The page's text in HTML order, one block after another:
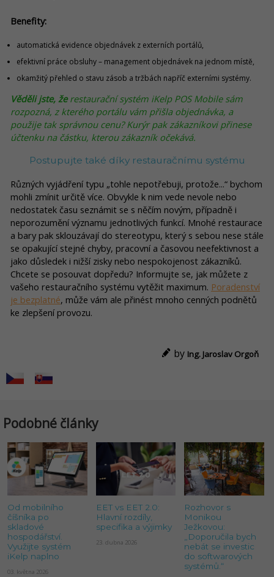
Benefity:
automatická evidence objednávek z externích portálů,
efektivní práce obsluhy – management objednávek na jednom místě,
okamžitý přehled o stavu zásob a tržbách napříč externími systémy.
Věděli jste, žerestaurační systém iKelp POS Mobile sám
rozpozná, z kterého portálu vám přišla objednávka, a
použije tak správnou cenu? Kurýr pak zákazníkovi přinese
účtenku na částku, kterou zákazník očekává.
Postupujte také díky restauračnímu systému
Různých vyjádření typu „tohle nepotřebuji, protože...“ bychom
mohli zmínit určitě více. Obvykle k nim vede nevole nebo
nedostatek času seznámit se s něčím novým, případně i
neporozumění významu jednotlivých funkcí. Mnohé restaurace
a bary pak sklouzávají do stereotypu, který s sebou nese stále
se opakující stejné chyby, pracovní a časovou neefektivnost a
jako důsledek i nižší zisky nebo nespokojenost zákazníků.
Chcete se posouvat dopředu? Informujte se, jak můžete z
vašeho restauračního systému vytěžit maximum. Poradenství
je bezplatné, může vám ale přinést mnoho cenných podnětů
ke zlepšení provozu.
by Ing. Jaroslav Orgoň
Podobné články
Od mobilního
číšníka po
skladové
hospodářství.
Využijte systém
iKelp naplno
03. května 2026
EET vs EET 2.0:
Hlavní rozdíly,
specifika a výjimky
23. dubna 2026
Rozhovor s
Monikou
Ježkovou:
„Doporučila bych
nebát se investic
do softwarových
systémů.“